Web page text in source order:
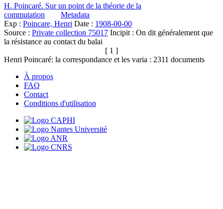
H. Poincaré. Sur un point de la théorie de la
commutation
Metadata
Exp : Poincare, Henri Date : 1908-00-00
Source : Private collection 75017 Incipit : On dit généralement que
la résistance au contact du balai
[ 1 ]
Henri Poincaré: la correspondance et les varia : 2311 documents
À propos
FAQ
Contact
Conditions d'utilisation